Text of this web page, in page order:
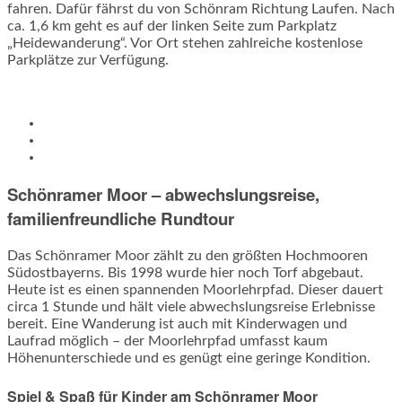
fahren. Dafür fährst du von Schönram Richtung Laufen. Nach
ca. 1,6 km geht es auf der linken Seite zum Parkplatz
„Heidewanderung“. Vor Ort stehen zahlreiche kostenlose
Parkplätze zur Verfügung.
Schönramer Moor – abwechslungsreise,
familienfreundliche Rundtour
Das Schönramer Moor zählt zu den größten Hochmooren
Südostbayerns. Bis 1998 wurde hier noch Torf abgebaut.
Heute ist es einen spannenden Moorlehrpfad. Dieser dauert
circa 1 Stunde und hält viele abwechslungsreise Erlebnisse
bereit. Eine Wanderung ist auch mit Kinderwagen und
Laufrad möglich – der Moorlehrpfad umfasst kaum
Höhenunterschiede und es genügt eine geringe Kondition.
Spiel & Spaß für Kinder am Schönramer Moor